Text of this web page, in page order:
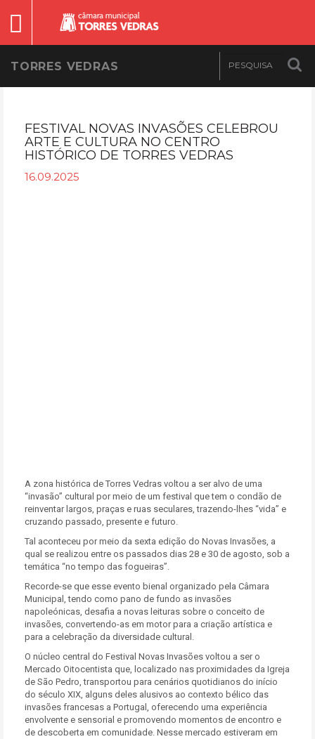
TORRES VEDRAS
FESTIVAL NOVAS INVASÕES CELEBROU
ARTE E CULTURA NO CENTRO
HISTÓRICO DE TORRES VEDRAS
16.09.2025
A zona histórica de Torres Vedras voltou a ser alvo de uma
“invasão” cultural por meio de um festival que tem o condão de
reinventar largos, praças e ruas seculares, trazendo-lhes “vida” e
cruzando passado, presente e futuro.
Tal aconteceu por meio da sexta edição do Novas Invasões, a
qual se realizou entre os passados dias 28 e 30 de agosto, sob a
temática “no tempo das fogueiras”.
Recorde-se que esse evento bienal organizado pela Câmara
Municipal, tendo como pano de fundo as invasões
napoleónicas, desafia a novas leituras sobre o conceito de
invasões, convertendo-as em motor para a criação artística e
para a celebração da diversidade cultural.
O núcleo central do Festival Novas Invasões voltou a ser o
Mercado Oitocentista que, localizado nas proximidades da Igreja
de São Pedro, transportou para cenários quotidianos do início
do século XIX, alguns deles alusivos ao contexto bélico das
invasões francesas a Portugal, oferecendo uma experiência
envolvente e sensorial e promovendo momentos de encontro e
de descoberta em comunidade. Nesse mercado estiveram em